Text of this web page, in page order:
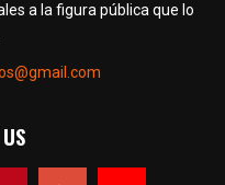
a la figura pública que lo